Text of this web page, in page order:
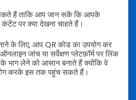
हैं ताकि आप जान सकें कि आपके
पर क्या देखना चाहते हैं।
के लिए, आप QR कोड का उपयोग कर
जांच या सर्वेक्षण प्लेटफ़ॉर्म पर लिंक
लेने को आसान बनाते हैं क्योंकि वे
करके इस तक पहुंच सकते हैं।